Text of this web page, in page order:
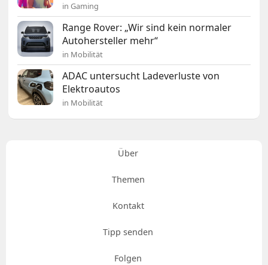
in Gaming
Range Rover: „Wir sind kein normaler
Autohersteller mehr“
in Mobilität
ADAC untersucht Ladeverluste von
Elektroautos
in Mobilität
Über
Themen
Kontakt
Tipp senden
Folgen